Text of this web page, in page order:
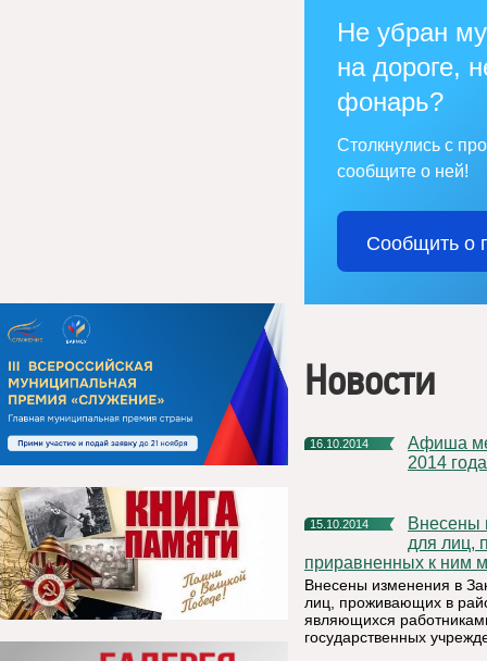
Не убран
на дороге,
фонарь?
Столкнулись с
сообщите о ней!
Сообщить о
Новости
16.10.2014
Афиша мероприятий, которые будут проведены в ноябре
2014
15.10.2014
Внесены изменения в Закон РК «О гарантиях и компенсациях
для лиц,
приравненных к ним
Внесены изменения в
лиц, проживающих в
являющихся
государственных